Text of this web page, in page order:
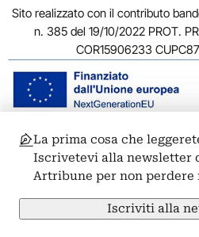
Sito realizzato con il contributo
n. 385 del 19/10/2022 PROT.
COR15906233
© 2011-2026 ARTRIBUNE srl –
00186 Roma - P.I. 11381581005
Privacy: Responsabile della
ARTRIBUNE srl – Corso Vittorio
Termini e condizioniPrivacy Policy
La prima cosa che
Iscrivetevi alla newsletter
Artribune per non perdere
Iscriviti alla